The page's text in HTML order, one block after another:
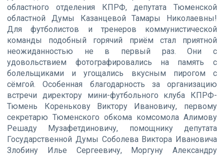
областного отделения КПРФ, депутата Тюменской
областной Думы Казанцевой Тамары Николаевны!
Для футболистов и тренеров коммунистической
команды подобный горячий приём стал приятной
неожиданностью не в первый раз. Они с
удовольствием фотографировались на память с
болельщиками и угощались вкусным пирогом с
сёмгой. Особенная благодарность за организацию
встречи директору мини-футбольного клуба КПРФ-
Тюмень Коренькову Виктору Ивановичу, первому
секретарю Тюменского обкома комсомола Алимову
Решаду Музафетдиновичу, помощнику депутата
Государственной Думы Соболева Виктора Ивановича
Злобину Илье Сергеевичу, Моргуну Александру